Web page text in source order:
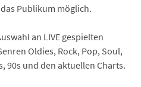
Publikum möglich.
an LIVE gespielten
Oldies, Rock, Pop, Soul,
90s und den aktuellen Charts.